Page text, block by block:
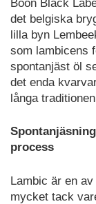
Boon Black
det belgiska
lilla byn
som lambicens
spontanjäst öl
det enda
långa
process
Lambic är en
mycket tack